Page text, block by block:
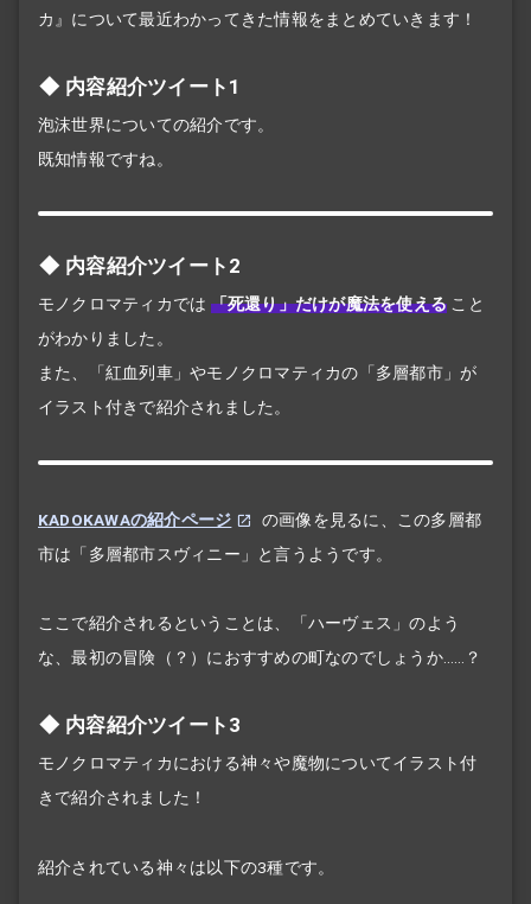
カ』について最近わかってきた情報をまとめていきます！
内容紹介ツイート1
泡沫世界についての紹介です。
既知情報ですね。
内容紹介ツイート2
モノクロマティカでは 「死還り」だけが魔法を使える こと
がわかりました。
また、「紅血列車」やモノクロマティカの「多層都市」が
イラスト付きで紹介されました。
KADOKAWAの紹介ページ
の画像を見るに、この多層都
市は「多層都市スヴィニー」と言うようです。
ここで紹介されるということは、「ハーヴェス」のよう
な、最初の冒険（？）におすすめの町なのでしょうか……？
内容紹介ツイート3
モノクロマティカにおける神々や魔物についてイラスト付
きで紹介されました！
紹介されている神々は以下の3種です。